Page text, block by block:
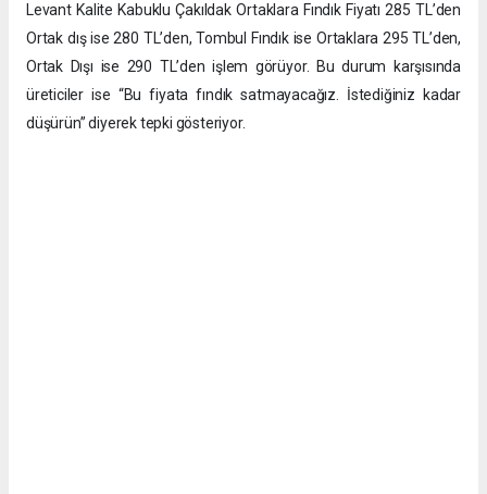
Levant Kalite Kabuklu Çakıldak Ortaklara Fındık Fiyatı 285 TL’den
Ortak dış ise 280 TL’den, Tombul Fındık ise Ortaklara 295 TL’den,
Ortak Dışı ise 290 TL’den işlem görüyor. Bu durum karşısında
üreticiler ise “Bu fiyata fındık satmayacağız. İstediğiniz kadar
düşürün” diyerek tepki gösteriyor.